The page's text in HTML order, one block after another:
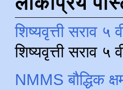
शिष्यवृत्ती सराव ५
शिष्यवृत्ती सराव
NMMS बौद्धिक